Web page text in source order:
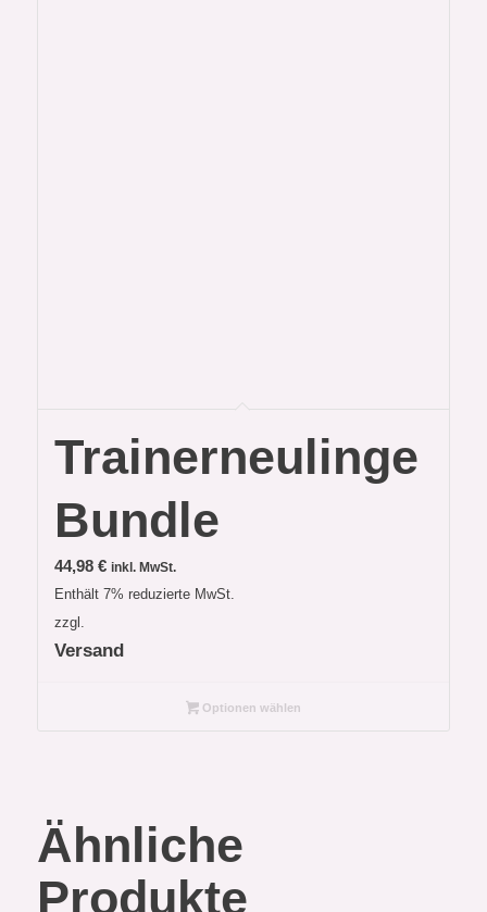
Trainerneulinge
Bundle
44,98 € inkl. MwSt.
Enthält 7% reduzierte MwSt.
zzgl.
Versand
Optionen wählen
Ähnliche
Produkte